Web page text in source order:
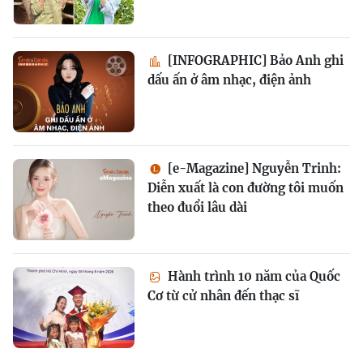
[INFOGRAPHIC] Bảo Anh ghi
dấu ấn ở âm nhạc, điện ảnh
[e-Magazine] Nguyễn Trinh:
Diễn xuất là con đường tôi muốn
theo đuổi lâu dài
Hành trình 10 năm của Quốc
Cơ từ cử nhân đến thạc sĩ